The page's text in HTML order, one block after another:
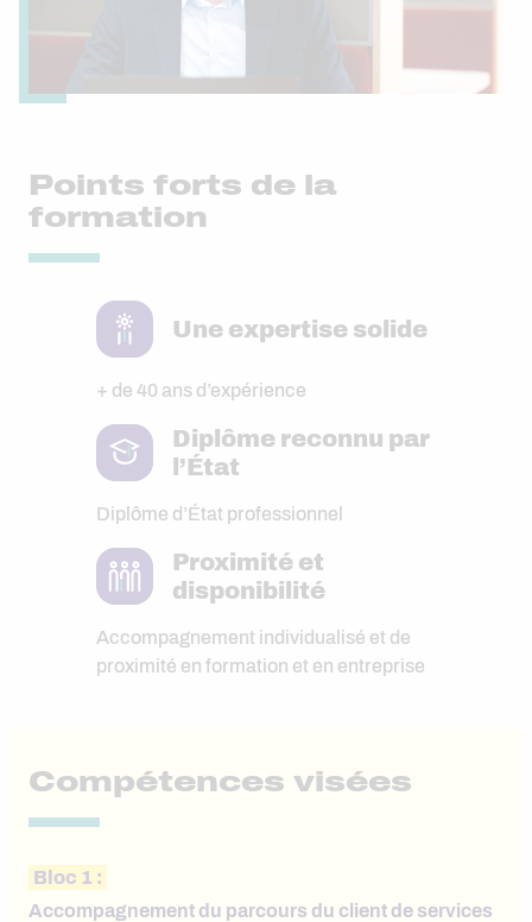
Points forts de la
formation
Une expertise solide
+ de 40 ans d’expérience
Diplôme reconnu par
l’État
Diplôme d’État professionnel
Proximité et
disponibilité
Accompagnement individualisé et de
proximité en formation et en entreprise
Compétences visées
Bloc 1 :
Accompagnement du parcours du client de services